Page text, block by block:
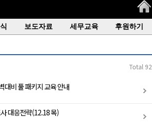
보도자료 세무교육 후원하기
Total 92
대비 풀 패키지 교육 안내
대응전략(12.18 목)